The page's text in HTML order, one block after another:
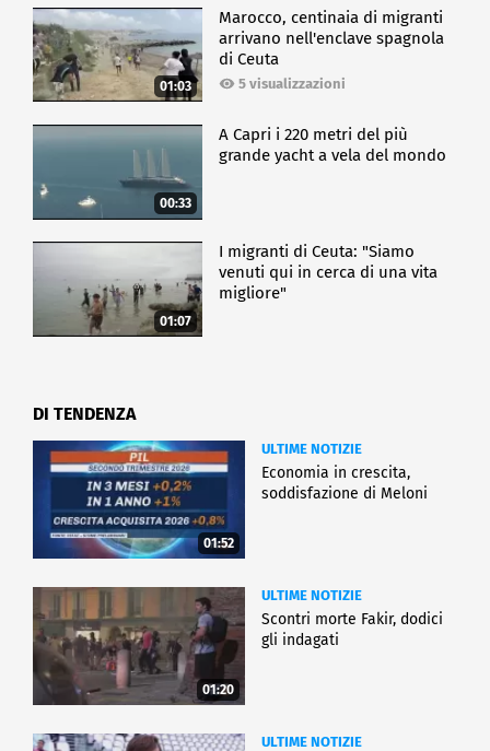
01:03
Marocco, centinaia di migranti
arrivano nell'enclave spagnola
di Ceuta
5 visualizzazioni
00:33
A Capri i 220 metri del più
grande yacht a vela del mondo
01:07
I migranti di Ceuta: "Siamo
venuti qui in cerca di una vita
migliore"
DI TENDENZA
01:52
ULTIME NOTIZIE
Economia in crescita,
soddisfazione di Meloni
01:20
ULTIME NOTIZIE
Scontri morte Fakir, dodici
gli indagati
ULTIME NOTIZIE